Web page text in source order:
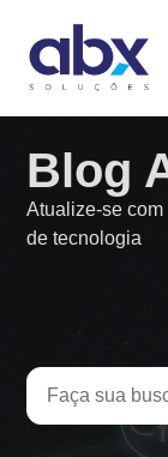
Blog
Atualize-se
de tecnologia